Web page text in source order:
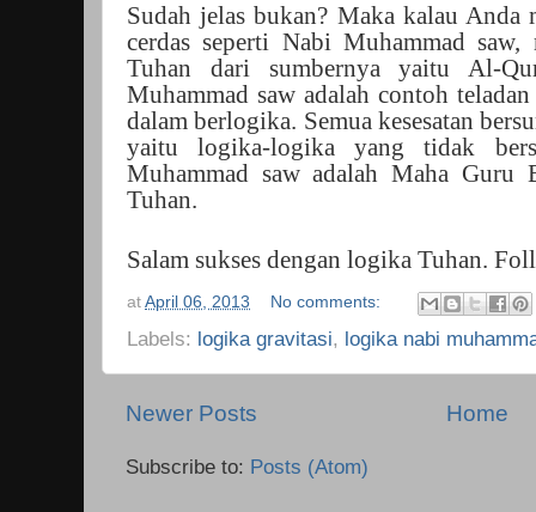
Sudah jelas bukan? Maka kalau Anda
cerdas seperti Nabi Muhammad
Tuhan dari sumbernya yaitu Al-
Muhammad saw adalah contoh
dalam berlogika. Semua kesesatan
yaitu logika-logika yang tidak
Muhammad saw adalah Maha Guru
Tuhan.
Salam sukses dengan logika Tuhan.
at April 06, 2013 No comments:
Labels: logika gravitasi, logika nabi
Newer Posts Home
Subscribe to: Posts (Atom)